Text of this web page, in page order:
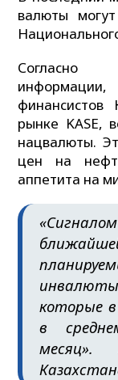
валюты
Согласно
информации,
рынке KASE,
нацвалюты.
цен на
аппетита на
которые
в
месяц».